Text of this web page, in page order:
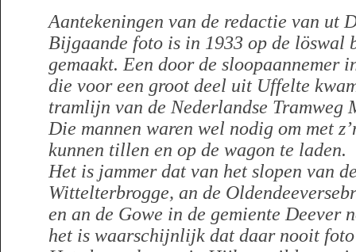
Aantekeningen van de redactie van ut
Bijgaande foto is in 1933 op de löswal
gemaakt. Een door de sloopaannemer
die voor een groot deel uit Uffelte
tramlijn van de Nederlandse Tramweg
Die mannen waren wel nodig om met
kunnen tillen en op de wagon te laden.
Het is jammer dat van het slopen van
Wittelterbrogge, an de
en an de Gowe in de gemiente Deever
het is waarschijnlijk dat daar nooit